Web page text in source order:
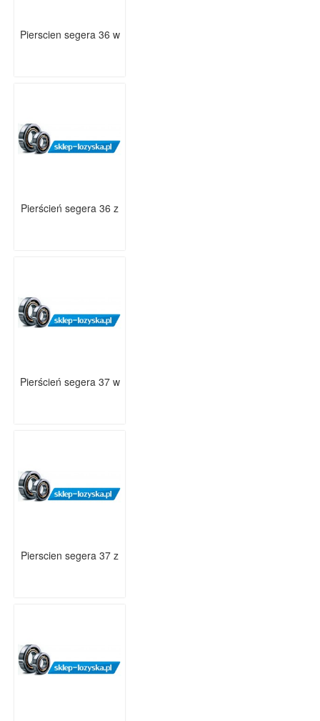
Pierscien segera 36 w
Pierścień segera 36 z
Pierścień segera 37 w
Pierscien segera 37 z